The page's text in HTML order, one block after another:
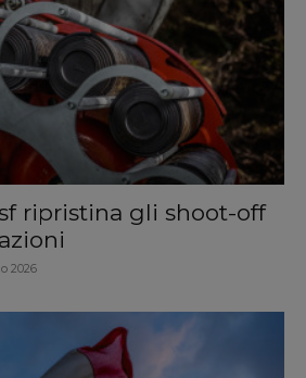
ripristina gli shoot-off
2026